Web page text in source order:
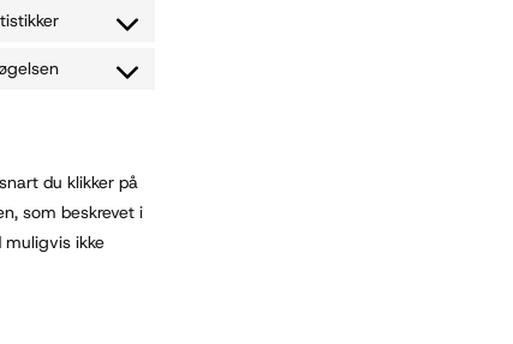
du klikker på
som beskrevet i
muligvis ikke